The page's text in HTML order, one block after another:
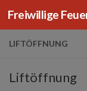
Zum Inhalt
Freiwillige
LIFTÖFFNUNG
Liftöffnung